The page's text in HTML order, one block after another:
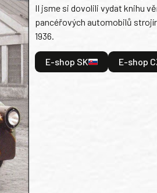
II jsme si dovolili vydat knihu
pancéřových automobilů
1936.
E-shop SK E-shop